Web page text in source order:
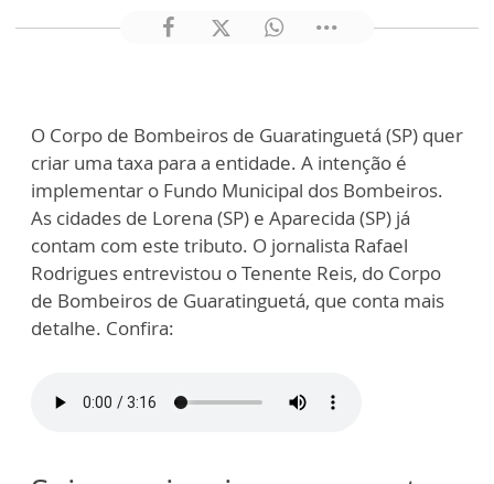
O Corpo de Bombeiros de Guaratinguetá (SP) quer
criar uma taxa para a entidade. A intenção é
implementar o Fundo Municipal dos Bombeiros.
As cidades de Lorena (SP) e Aparecida (SP) já
contam com este tributo. O jornalista Rafael
Rodrigues entrevistou o Tenente Reis, do Corpo
de Bombeiros de Guaratinguetá, que conta mais
detalhe. Confira: